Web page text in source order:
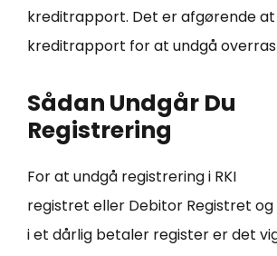
kreditrapport. Det er afgørende
kreditrapport for at undgå
Sådan Undgår Du
Registrering
For at undgå registrering i RKI
registret eller Debitor Registret
i et dårlig betaler register er det